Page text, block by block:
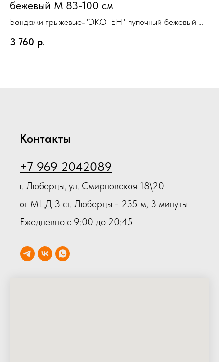
бежевый M 83-100 см
Бандажи грыжевые-"ЭКОТЕН" пупочный бежевый M
3 760 р.
Контакты
+7 969 2042089
г. Люберцы, ул. Смирновская 18\20
от МЦД 3 ст. Люберцы - 235 м, 3 минуты
Ежедневно с 9:00 до 20:45